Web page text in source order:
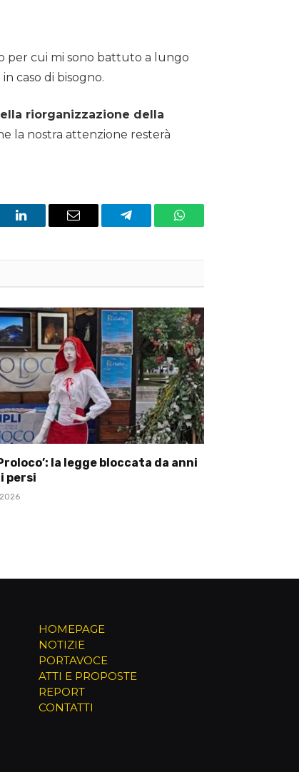
per cui mi sono battuto a lungo
caso di bisogno.
riorganizzazione della
la nostra attenzione resterà
LinkedIn Email Telegram WhatsApp
la legge bloccata da anni
persi
HOMEPAGE
NOTIZIE
PORTAVOCE
ATTI E PROPOSTE
REPORT
CONTATTI